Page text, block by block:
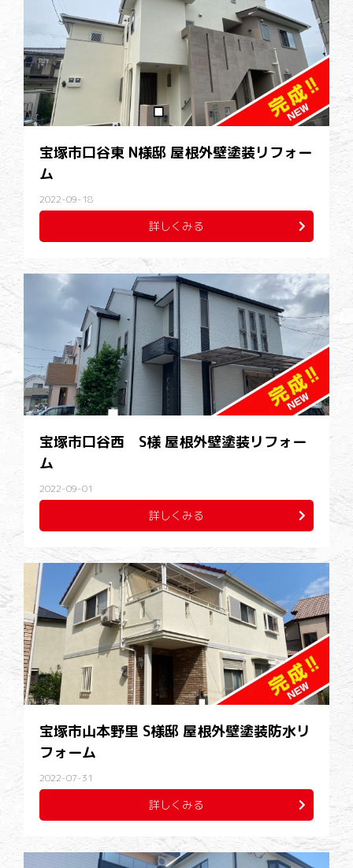
宝塚市口谷東 N様邸 屋根外壁塗装リフォー
ム
2022-09-18
詳しくみる
宝塚市口谷西 S様 屋根外壁塗装リフォー
ム
2022-09-01
詳しくみる
宝塚市山本野里 S様邸 屋根外壁塗装防水リ
フォーム
2022-07-31
詳しくみる